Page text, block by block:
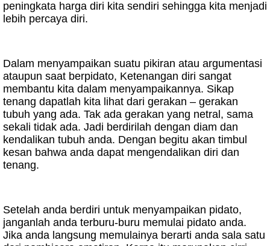
peningkata harga diri kita sendiri sehingga kita menjadi
lebih percaya diri.
Dalam menyampaikan suatu pikiran atau argumentasi
ataupun saat berpidato, Ketenangan diri sangat
membantu kita dalam menyampaikannya. Sikap
tenang dapatlah kita lihat dari gerakan – gerakan
tubuh yang ada. Tak ada gerakan yang netral, sama
sekali tidak ada. Jadi berdirilah dengan diam dan
kendalikan tubuh anda. Dengan begitu akan timbul
kesan bahwa anda dapat mengendalikan diri dan
tenang.
Setelah anda berdiri untuk menyampaikan pidato,
janganlah anda terburu-buru memulai pidato anda.
Jika anda langsung memulainya berarti anda sala satu